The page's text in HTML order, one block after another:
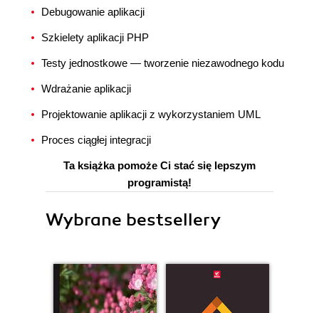
Debugowanie aplikacji
Szkielety aplikacji PHP
Testy jednostkowe — tworzenie niezawodnego kodu
Wdrażanie aplikacji
Projektowanie aplikacji z wykorzystaniem UML
Proces ciągłej integracji
Ta książka pomoże Ci stać się lepszym
programistą!
Wybrane bestsellery